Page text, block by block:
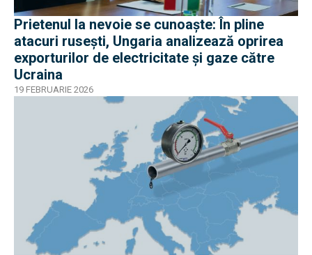
Prietenul la nevoie se cunoaște: În pline
atacuri rusești, Ungaria analizează oprirea
exporturilor de electricitate şi gaze către
Ucraina
19 FEBRUARIE 2026